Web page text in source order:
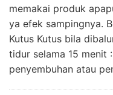
memakai produk
ya efek sampingnya.
Kutus Kutus bila
tidur selama 15 menit
penyembuhan atau